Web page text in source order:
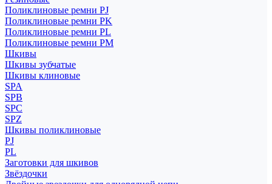
Поликлиновые ремни PJ
Поликлиновые ремни PK
Поликлиновые ремни PL
Поликлиновые ремни PM
Шкивы
Шкивы зубчатые
Шкивы клиновые
SPA
SPB
SPC
SPZ
Шкивы поликлиновые
PJ
PL
Заготовки для шкивов
Звёздочки